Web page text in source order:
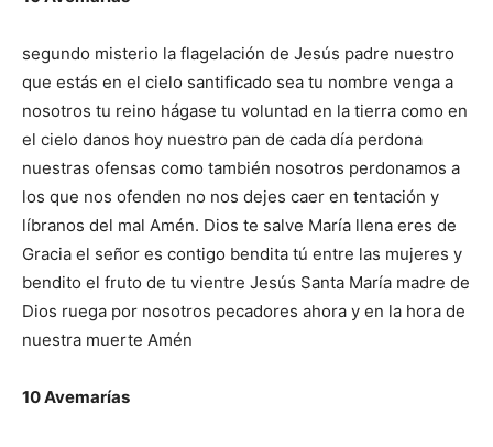
segundo misterio la flagelación de Jesús padre nuestro
que estás en el cielo santificado sea tu nombre venga a
nosotros tu reino hágase tu voluntad en la tierra como en
el cielo danos hoy nuestro pan de cada día perdona
nuestras ofensas como también nosotros perdonamos a
los que nos ofenden no nos dejes caer en tentación y
líbranos del mal Amén. Dios te salve María llena eres de
Gracia el señor es contigo bendita tú entre las mujeres y
bendito el fruto de tu vientre Jesús Santa María madre de
Dios ruega por nosotros pecadores ahora y en la hora de
nuestra muerte Amén
10 Avemarías